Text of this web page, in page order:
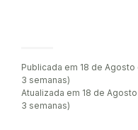
Publicada em 18 de Agosto
3 semanas)
Atualizada em 18 de Agosto
3 semanas)